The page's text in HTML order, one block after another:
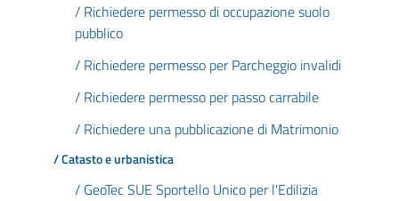
/ Richiedere permesso di occupazione suolo
pubblico
/ Richiedere permesso per Parcheggio invalidi
/ Richiedere permesso per passo carrabile
/ Richiedere una pubblicazione di Matrimonio
/ Catasto e urbanistica
/ GeoTec SUE Sportello Unico per l'Edilizia